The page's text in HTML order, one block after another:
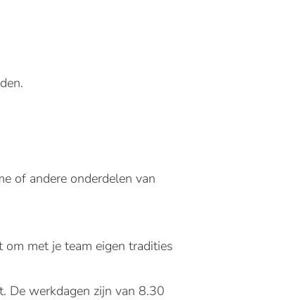
of andere onderdelen van
om met je team eigen tradities
De werkdagen zijn van 8.30